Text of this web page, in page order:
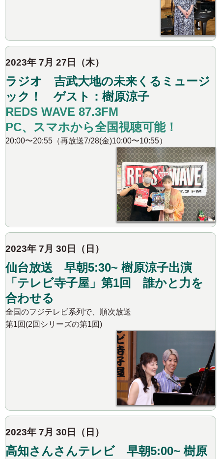
2023年 7月 27日（木）
ラジオ 吉武大地の未来くるミュージ
ック！ ゲスト：樹原涼子
REDS WAVE 87.3FM
PC、スマホから全国視聴可能！
20:00〜20:55（再放送7/28(金)10:00〜10:55）
2023年 7月 30日（日）
仙台放送 早朝5:30~ 樹原涼子出演
「テレビ寺子屋」第1回 誰かと力を
合わせる
全国のフジテレビ系列で、順次放送
第1回(2回シリーズの第1回)
2023年 7月 30日（日）
高知さんさんテレビ 早朝5:00~ 樹原